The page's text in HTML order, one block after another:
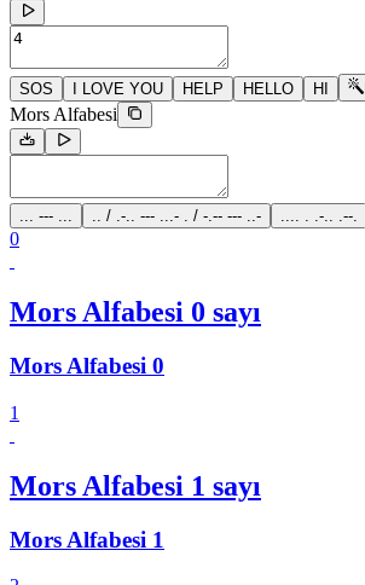
SOS I LOVE YOU HELP HELLO HI
Mors Alfabesi
... --- ... .. / .-.. --- ...- . / -.-- --- ..- .... . .-.. .--.
0
Mors Alfabesi 0 sayı
Mors Alfabesi 0
1
Mors Alfabesi 1 sayı
Mors Alfabesi 1